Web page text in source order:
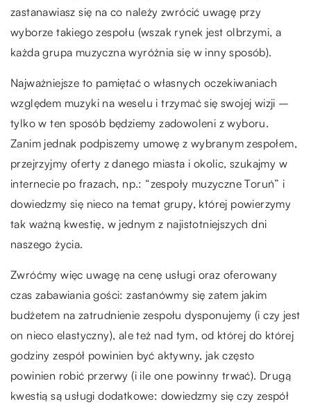
zastanawiasz się na co należy zwrócić uwagę przy
wyborze takiego zespołu (wszak rynek jest olbrzymi, a
każda grupa muzyczna wyróżnia się w inny sposób).
Najważniejsze to pamiętać o własnych oczekiwaniach
względem muzyki na weselu i trzymać się swojej wizji –
tylko w ten sposób będziemy zadowoleni z wyboru.
Zanim jednak podpiszemy umowę z wybranym zespołem,
przejrzyjmy oferty z danego miasta i okolic, szukajmy w
internecie po frazach, np.: “zespoły muzyczne Toruń” i
dowiedzmy się nieco na temat grupy, której powierzymy
tak ważną kwestię, w jednym z najistotniejszych dni
naszego życia.
Zwróćmy więc uwagę na cenę usługi oraz oferowany
czas zabawiania gości: zastanówmy się zatem jakim
budżetem na zatrudnienie zespołu dysponujemy (i czy jest
on nieco elastyczny), ale też nad tym, od której do której
godziny zespół powinien być aktywny, jak często
powinien robić przerwy (i ile one powinny trwać). Drugą
kwestią są usługi dodatkowe: dowiedzmy się czy zespół